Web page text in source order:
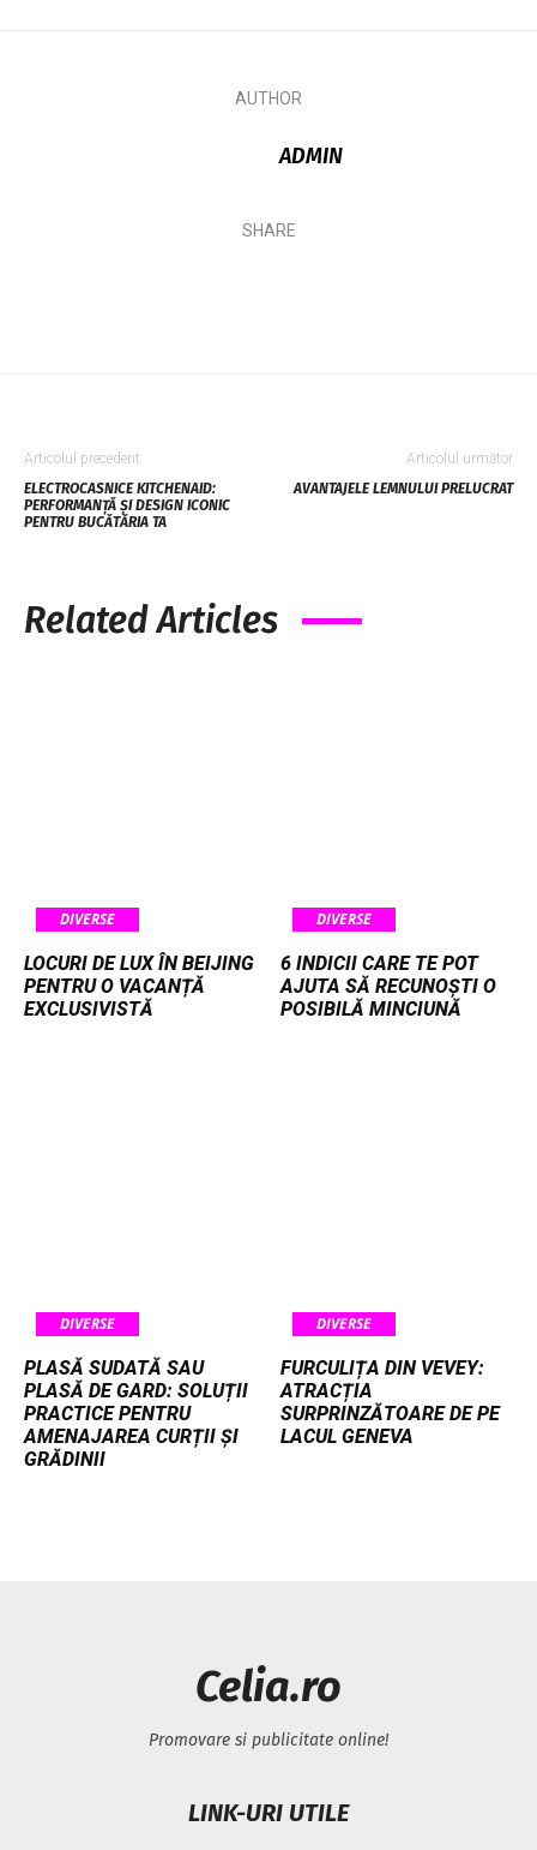
AUTHOR
ADMIN
SHARE
Articolul precedent
ELECTROCASNICE KITCHENAID:
PERFORMANȚĂ ȘI DESIGN ICONIC
PENTRU BUCĂTĂRIA TA
Articolul următor
AVANTAJELE LEMNULUI PRELUCRAT
Related Articles
DIVERSE
LOCURI DE LUX ÎN BEIJING
PENTRU O VACANȚĂ
EXCLUSIVISTĂ
DIVERSE
6 INDICII CARE TE POT
AJUTA SĂ RECUNOȘTI O
POSIBILĂ MINCIUNĂ
DIVERSE
PLASĂ SUDATĂ SAU
PLASĂ DE GARD: SOLUȚII
PRACTICE PENTRU
AMENAJAREA CURȚII ȘI
GRĂDINII
DIVERSE
FURCULIȚA DIN VEVEY:
ATRACȚIA
SURPRINZĂTOARE DE PE
LACUL GENEVA
Celia.ro
Promovare si publicitate online!
LINK-URI UTILE